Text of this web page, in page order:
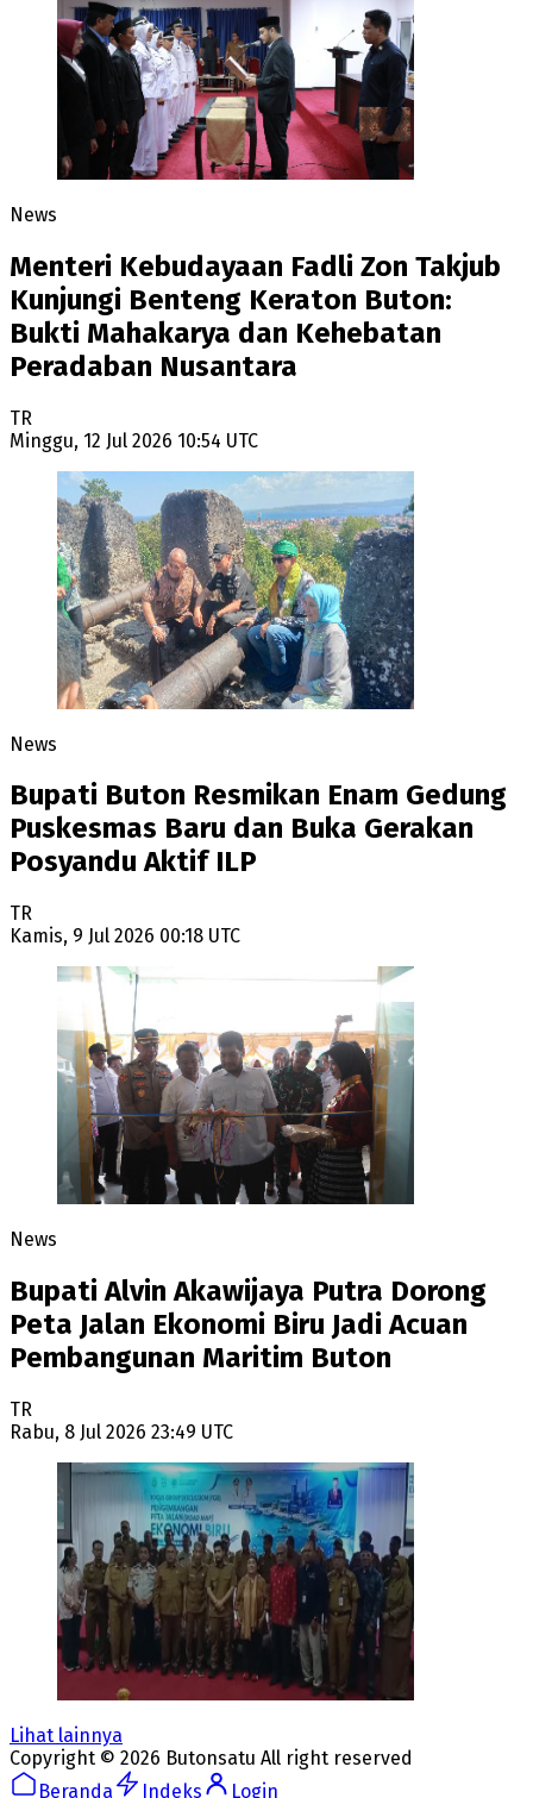
News
Menteri Kebudayaan Fadli Zon Takjub
Kunjungi Benteng Keraton Buton:
Bukti Mahakarya dan Kehebatan
Peradaban Nusantara
TR
Minggu, 12 Jul 2026 10:54 UTC
News
Bupati Buton Resmikan Enam Gedung
Puskesmas Baru dan Buka Gerakan
Posyandu Aktif ILP
TR
Kamis, 9 Jul 2026 00:18 UTC
News
Bupati Alvin Akawijaya Putra Dorong
Peta Jalan Ekonomi Biru Jadi Acuan
Pembangunan Maritim Buton
TR
Rabu, 8 Jul 2026 23:49 UTC
Lihat lainnya
Copyright © 2026 Butonsatu All right reserved
Beranda
Indeks Login